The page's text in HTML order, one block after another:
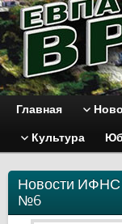
Главная
Культура
Новости ИФНС
№6